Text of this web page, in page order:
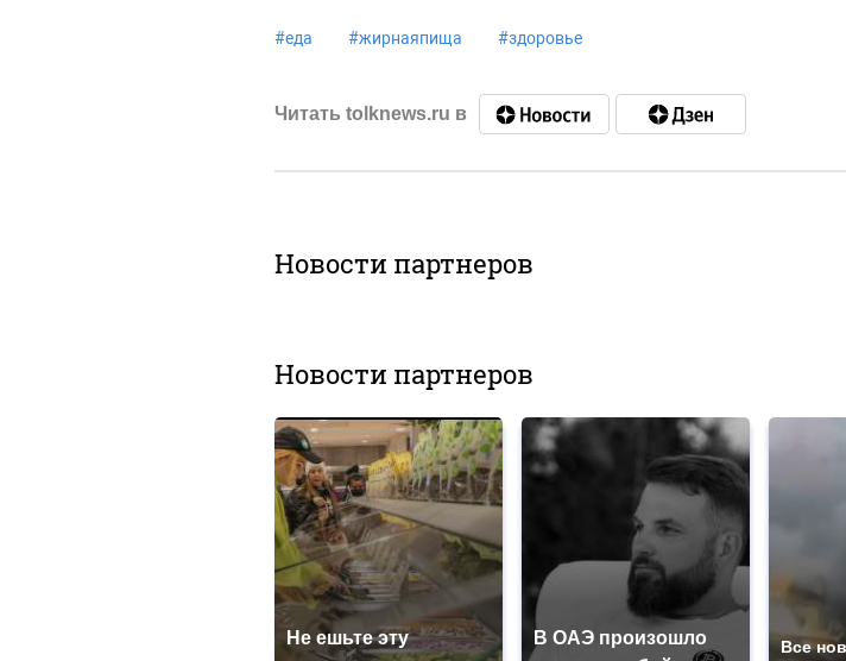
#еда #жирнаяпища #здоровье
Читать tolknews.ru в
Новости партнеров
Новости партнеров
Не ешьте эту
В ОАЭ произошло
Все